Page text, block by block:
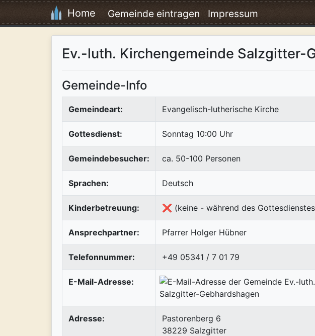
Home Gemeinde eintragen Impressum
Ev.-luth. Kirchengemeinde Salzgitter-
Gemeinde-Info
Gemeindeart: Evangelisch-lutherische Kirche
Gottesdienst: Sonntag 10:00 Uhr
Gemeindebesucher: ca. 50-100 Personen
Sprachen: Deutsch
Kinderbetreuung: ❌ (keine - während des
Ansprechpartner: Pfarrer Holger Hübner
Telefonnummer: +49 05341 / 7 01 79
E-Mail-Adresse:
Adresse:
Pastorenberg 6
38229 Salzgitter